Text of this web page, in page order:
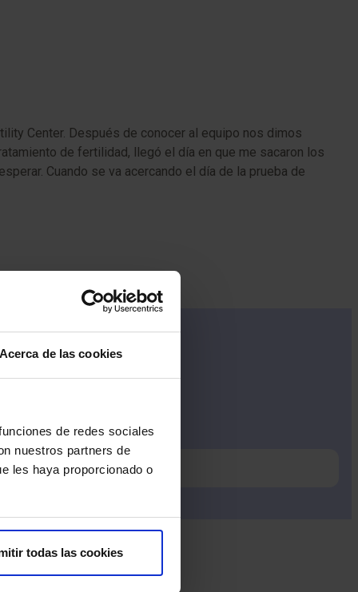
Acerca de las cookies
de redes sociales
nuestros partners de
les haya proporcionado o
todas las cookies
Center. Después de conocer al equipo nos dimos
de fertilidad, llegó el día en que me sacaron los
Cuando se va acercando el día de la prueba de
al 900 111 010.